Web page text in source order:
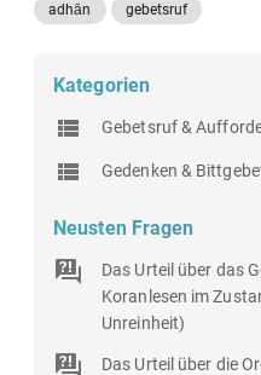
adhān gebetsruf
Kategorien
Gebetsruf &
Gedenken &
Neusten Fragen
Das Urteil über das
Koranlesen im
Unreinheit)
Das Urteil über die